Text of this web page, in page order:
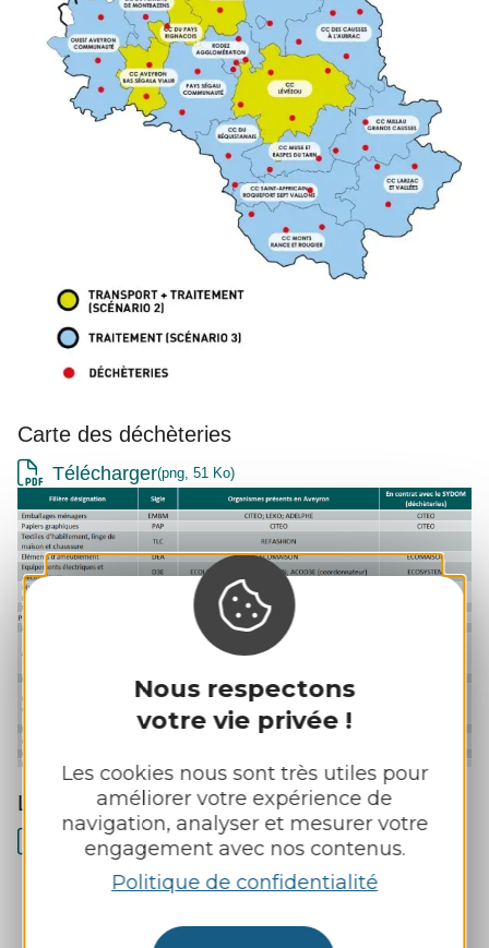
Nous respectons
votre vie privée !
Les cookies nous sont très utiles pour
améliorer votre expérience de
navigation, analyser et mesurer votre
engagement avec nos contenus.
Politique de confidentialité
Carte des déchèteries
Télécharger png, 51 Ko
Les filières REP
Télécharger pdf, 36 Ko